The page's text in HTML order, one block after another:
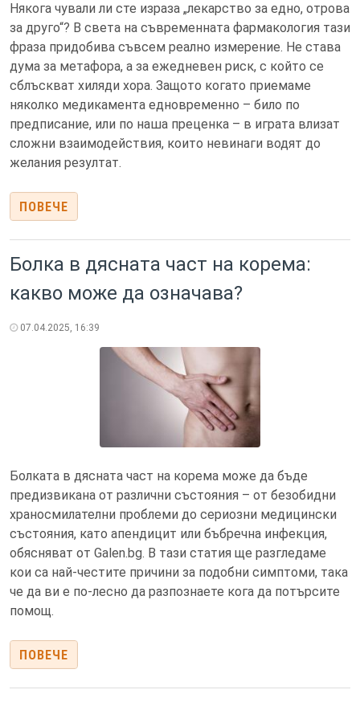
Някога чували ли сте израза „лекарство за едно, отрова
за друго“? В света на съвременната фармакология тази
фраза придобива съвсем реално измерение. Не става
дума за метафора, а за ежедневен риск, с който се
сблъскват хиляди хора. Защото когато приемаме
няколко медикамента едновременно – било по
предписание, или по наша преценка – в играта влизат
сложни взаимодействия, които невинаги водят до
желания резултат.
ПОВЕЧЕ
Болка в дясната част на корема:
какво може да означава?
07.04.2025, 16:39
Болката в дясната част на корема може да бъде
предизвикана от различни състояния – от безобидни
храносмилателни проблеми до сериозни медицински
състояния, като апендицит или бъбречна инфекция,
обясняват от Galen.bg. В тази статия ще разгледаме
кои са най-честите причини за подобни симптоми, така
че да ви е по-лесно да разпознаете кога да потърсите
помощ.
ПОВЕЧЕ